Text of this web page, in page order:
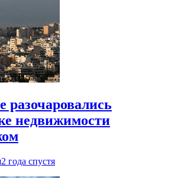
разочаровались
недвижимости
2 года спустя